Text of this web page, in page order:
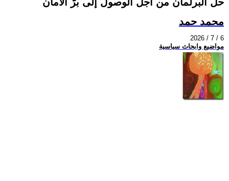
محمد حمد
2026 / 7 / 6
مواضيع وابحاث سياسية